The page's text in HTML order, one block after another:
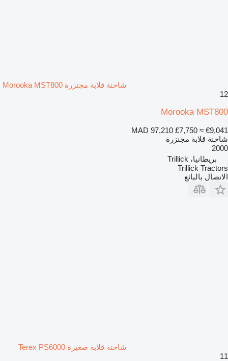
شاحنة قلابة مجنزرة Morooka MST800
12
Morooka MST800
MAD 97,210 £7,750 ≈ €9,041
شاحنة قلابة مجنزرة
2000
بريطانيا، Trillick
Trillick Tractors
الاتصال بالبائع
شاحنة قلابة صغيرة Terex PS6000
11